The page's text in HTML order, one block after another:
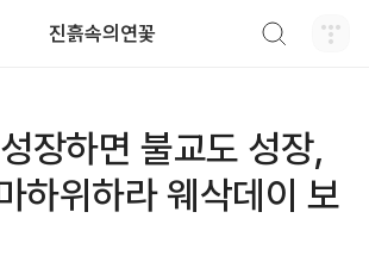
진흙속의연꽃
장하면 불교도 성장,
하위하라 웨삭데이 보